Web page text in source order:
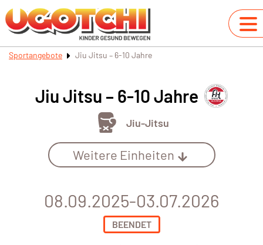
Sportangebote Jiu Jitsu – 6-10 Jahre
Jiu Jitsu – 6-10 Jahre
Jiu-Jitsu
Weitere Einheiten
08.09.2025-03.07.2026
BEENDET